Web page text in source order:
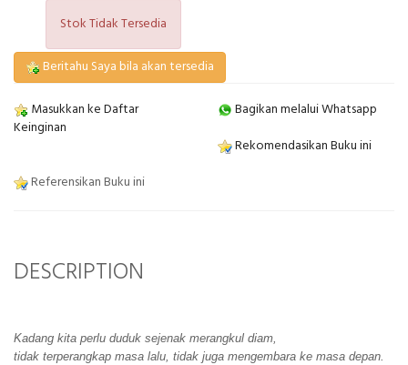
Stok Tidak Tersedia
Beritahu Saya bila akan tersedia
Masukkan ke Daftar
Keinginan
Bagikan melalui Whatsapp
Rekomendasikan Buku ini
Referensikan Buku ini
DESCRIPTION
Kadang kita perlu duduk sejenak merangkul diam,
tidak terperangkap masa lalu, tidak juga mengembara ke masa depan.